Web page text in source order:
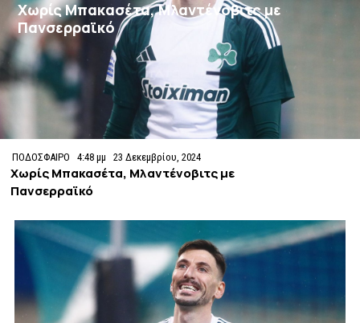
Χωρίς Μπακασέτα, Μλαντένοβιτς με
Πανσερραϊκό
ΠΟΔΟΣΦΑΙΡΟ 4:48 μμ 23 Δεκεμβρίου, 2024
Χωρίς Μπακασέτα, Μλαντένοβιτς με
Πανσερραϊκό